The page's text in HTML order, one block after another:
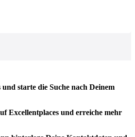
und starte die Suche nach Deinem
Excellentplaces und erreiche mehr